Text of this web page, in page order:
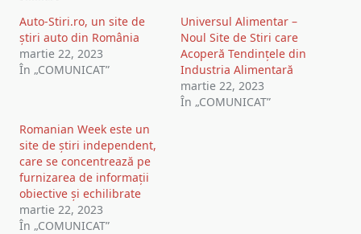
Auto-Stiri.ro, un site de
știri auto din România
martie 22, 2023
În „COMUNICAT”
Universul Alimentar –
Noul Site de Stiri care
Acoperă Tendințele din
Industria Alimentară
martie 22, 2023
În „COMUNICAT”
Romanian Week este un
site de știri independent,
care se concentrează pe
furnizarea de informații
obiective și echilibrate
martie 22, 2023
În „COMUNICAT”